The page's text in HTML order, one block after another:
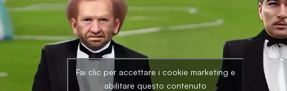
Fai clic per accettare i cookie marketing e
abilitare questo contenuto